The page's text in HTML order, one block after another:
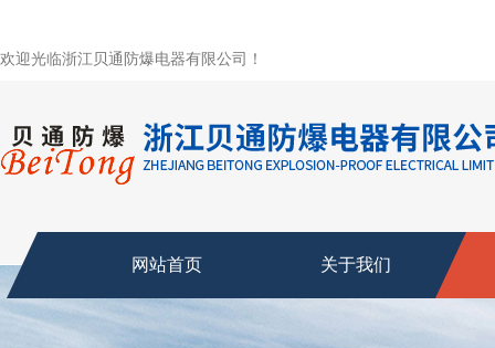
欢迎光临浙江贝通防爆电器有限公司！
网站首页 关于我们